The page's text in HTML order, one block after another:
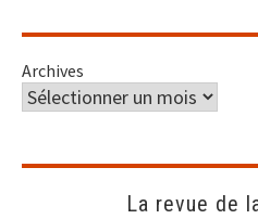
Archives
La revue de